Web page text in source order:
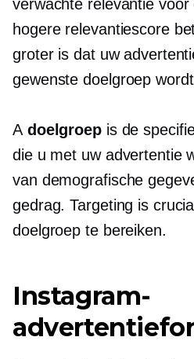
verwachte relevantie
hogere relevantiescore
groter is dat uw
gewenste doelgroep
A doelgroepis de
die u met uw advertentie
van demografische
gedrag. Targeting is
doelgroep te bereiken.
Instagram-